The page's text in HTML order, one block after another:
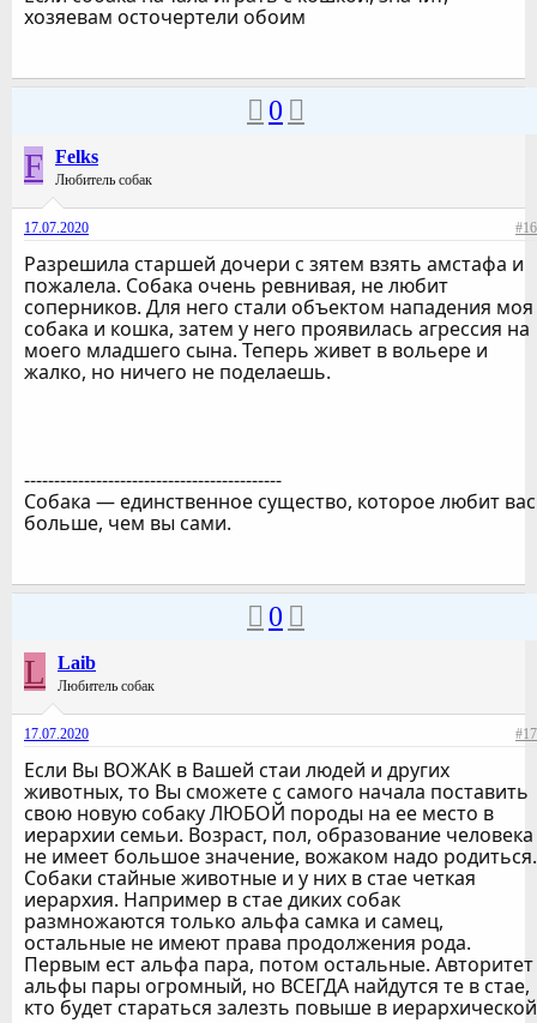
хозяевам осточертели обоим
0
F Felks
Любитель собак
17.07.2020 #16
Разрешила старшей дочери с зятем взять амстафа и
пожалела. Собака очень ревнивая, не любит
соперников. Для него стали объектом нападения моя
собака и кошка, затем у него проявилась агрессия на
моего младшего сына. Теперь живет в вольере и
жалко, но ничего не поделаешь.
-------------------------------------------
Собака — единственное существо, которое любит вас
больше, чем вы сами.
0
L Laib
Любитель собак
17.07.2020 #17
Если Вы ВОЖАК в Вашей стаи людей и других
животных, то Вы сможете с самого начала поставить
свою новую собаку ЛЮБОЙ породы на ее место в
иерархии семьи. Возраст, пол, образование человека
не имеет большое значение, вожаком надо родиться.
Собаки стайные животные и у них в стае четкая
иерархия. Например в стае диких собак
размножаются только альфа самка и самец,
остальные не имеют права продолжения рода.
Первым ест альфа пара, потом остальные. Авторитет
альфы пары огромный, но ВСЕГДА найдутся те в стае,
кто будет стараться залезть повыше в иерархической